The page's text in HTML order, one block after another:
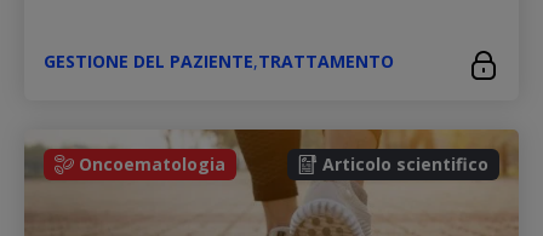
GESTIONE DEL PAZIENTE,TRATTAMENTO
Oncoematologia Articolo scientifico